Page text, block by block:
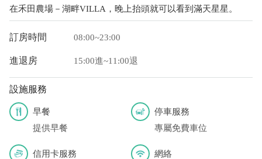
在禾田農場－湖畔VILLA，晚上抬頭就可以看到滿天星星。
訂房時間 08:00~23:00
進退房 15:00進~11:00退
設施服務
早餐
提供早餐
停車服務
專屬免費車位
信用卡服務
網絡